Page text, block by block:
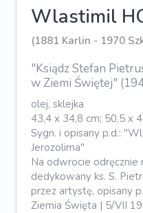
Wlastimil
(1881 Karlin - 1970
"Ksiądz Stefan
w Ziemi Świętej"
olej, sklejka
43,4 x 34,8 cm; 50,5 x
Sygn. i opisany p.d.:
Jerozolima"
Na odwrocie odręcznie
dedykowany ks. S.
przez artystę, opisany
Ziemia Święta | 5/VII